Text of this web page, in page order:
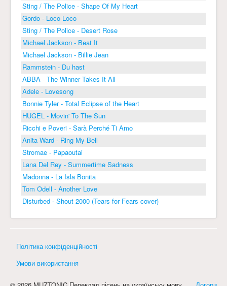
Sting / The Police - Shape Of My Heart
Gordo - Loco Loco
Sting / The Police - Desert Rose
Michael Jackson - Beat It
Michael Jackson - Billie Jean
Rammstein - Du hast
ABBA - The Winner Takes It All
Adele - Lovesong
Bonnie Tyler - Total Eclipse of the Heart
HUGEL - Movin' To The Sun
Ricchi e Poveri - Sarà Perché Ti Amo
Anita Ward - Ring My Bell
Stromae - Papaoutai
Lana Del Rey - Summertime Sadness
Madonna - La Isla Bonita
Tom Odell - Another Love
Disturbed - Shout 2000 (Tears for Fears cover)
Політика конфіденційності
Умови використання